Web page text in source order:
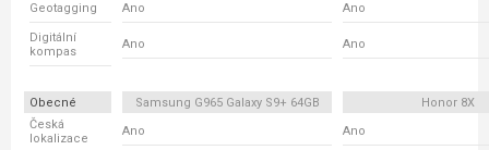
Geotagging
Ano Ano
Digitální
kompas
Ano Ano
Obecné Samsung G965 Galaxy S9+ 64GB
Honor 8X
Česká
lokalizace
Ano Ano